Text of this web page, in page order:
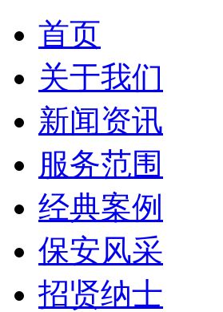
首页
关于我们
新闻资讯
服务范围
经典案例
保安风采
招贤纳士